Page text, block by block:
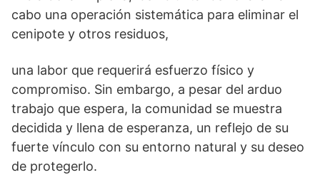
cabo una operación sistemática para eliminar el
cenipote y otros residuos,
una labor que requerirá esfuerzo físico y
compromiso. Sin embargo, a pesar del arduo
trabajo que espera, la comunidad se muestra
decidida y llena de esperanza, un reflejo de su
fuerte vínculo con su entorno natural y su deseo
de protegerlo.